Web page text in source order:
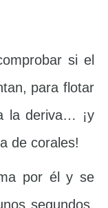
si el
para flotar
la deriva… ¡y
de corales!
por él y se
segundos.